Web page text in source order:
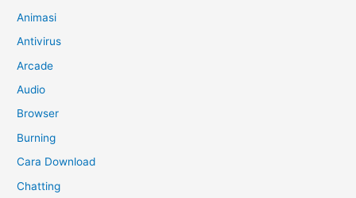
Animasi
Antivirus
Arcade
Audio
Browser
Burning
Cara Download
Chatting